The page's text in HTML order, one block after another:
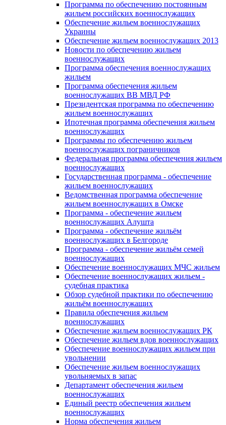
Программа по обеспечению постоянным
жильем российских военнослужащих
Обеспечение жильем военнослужащих
Украины
Обеспечение жильем военнослужащих 2013
Новости по обеспечению жильем
военнослужащих
Программа обеспечения военнослужащих
жильем
Программа обеспечения жильем
военнослужащих ВВ МВД РФ
Президентская программа по обеспечению
жильем военнослужащих
Ипотечная программа обеспечения жильем
военнослужащих
Программы по обеспечению жильем
военнослужащих пограничников
Федеральная программа обеспечения жильем
военнослужащих
Государственная программа - обеспечение
жильем военнослужащих
Ведомственная программа обеспечение
жильем военнослужащих в Омске
Программа - обеспечение жильем
военнослужащих Алушта
Программа - обеспечение жильём
военнослужащих в Белгороде
Программа - обеспечение жильём семей
военнослужащих
Обеспечение военнослужащих МЧС жильем
Обеспечение военнослужащих жильем -
судебная практика
Обзор судебной практики по обеспечению
жильём военнослужащих
Правила обеспечения жильем
военнослужащих
Обеспечение жильем военнослужащих РК
Обеспечение жильем вдов военнослужащих
Обеспечение военнослужащих жильем при
увольнении
Обеспечение жильем военнослужащих
увольняемых в запас
Департамент обеспечения жильем
военнослужащих
Единый реестр обеспечения жильем
военнослужащих
Норма обеспечения жильем